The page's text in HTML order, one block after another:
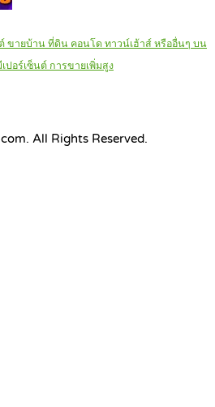
ขายบ้าน ที่ดิน คอนโด ทาวน์เฮ้าส์ หรืออื่นๆ บน
ปอร์เซ็นต์ การขายเพิ่มสูง
All Rights Reserved.